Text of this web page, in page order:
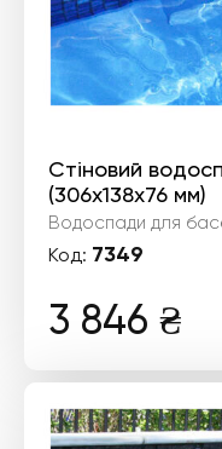
Стіновий
(306х138х76 мм)
Водоспади для
Код: 7349
3 846 ₴